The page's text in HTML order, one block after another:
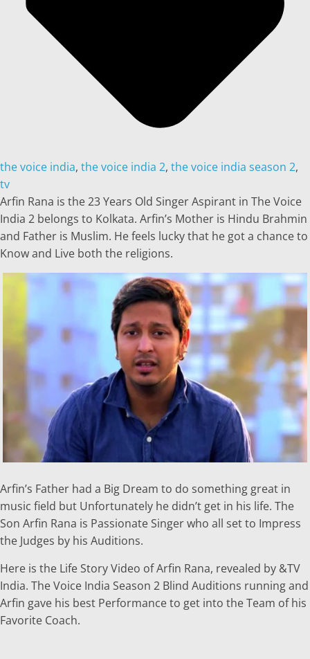
the voice india, the voice india 2, the voice india season 2,
tv
Arfin Rana is the 23 Years Old Singer Aspirant in The Voice
India 2 belongs to Kolkata. Arfin’s Mother is Hindu Brahmin
and Father is Muslim. He feels lucky that he got a chance to
Know and Live both the religions.
Arfin’s Father had a Big Dream to do something great in
music field but Unfortunately he didn’t get in his life. The
Son Arfin Rana is Passionate Singer who all set to Impress
the Judges by his Auditions.
Here is the Life Story Video of Arfin Rana, revealed by &TV
India. The Voice India Season 2 Blind Auditions running and
Arfin gave his best Performance to get into the Team of his
Favorite Coach.